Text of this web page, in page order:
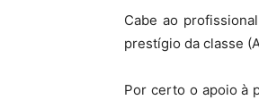
Cabe ao
prestígio da classe
Por certo o apoio à